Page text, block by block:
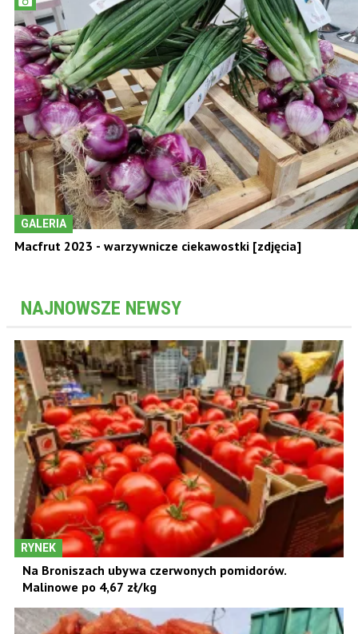
GALERIA
Macfrut 2023 - warzywnicze ciekawostki [zdjęcia]
NAJNOWSZE NEWSY
RYNEK
Na Broniszach ubywa czerwonych pomidorów.
Malinowe po 4,67 zł/kg